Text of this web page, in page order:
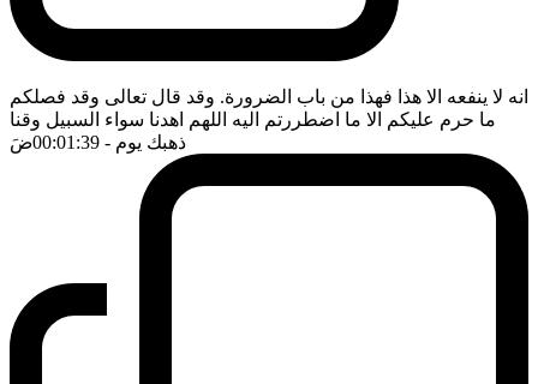
انه لا ينفعه الا هذا فهذا من باب الضرورة. وقد قال تعالى وقد فصلكم
ما حرم عليكم الا ما اضطررتم اليه اللهم اهدنا سواء السبيل وقنا
ذهبك يوم - 00:01:39 ضَ